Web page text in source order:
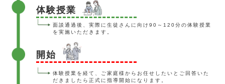
体験授業
面談通過後、実際に生徒さんに向け90～120分の体験授業
を実施いただきます。
開始
体験授業を経て、ご家庭様からお任せしたいとご回答いた
だきましたら正式に指導開始になります。